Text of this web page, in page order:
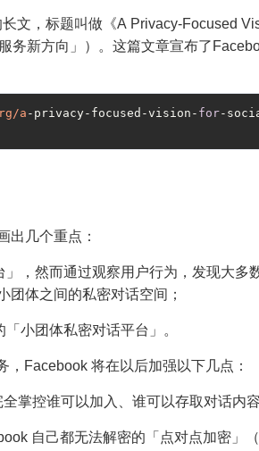
文，标题叫做《A Privacy-Focused
务新方向」）。这篇文章宣布了
a-privacy-focused-vision- for-
出几个重点：
，然而通过观察用户行为，发现大多
团体之间的私密对话空间；
小团体私密对话平台」。
Facebook 将在以后加强以下几点：
掌控谁可以加入、谁可以存取对话内容
自己都无法解密的「点对点加密」